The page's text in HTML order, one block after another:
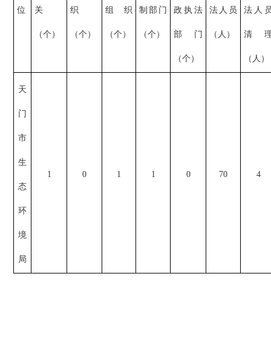
位 关
（个）
织
（个）
组织
（个）
制部门
（个）
政执法
部门
（个）
法人员
（人）
法人
清
（人）
天
门
市
生
态
环
境
局
1 0 1 1 0 70 4